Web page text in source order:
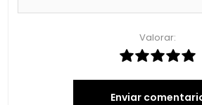
Valorar:
Enviar